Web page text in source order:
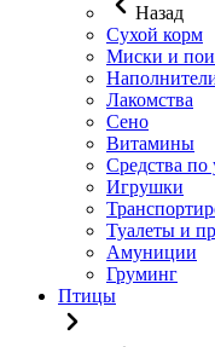
Назад
Сухой корм
Миски и
Лакомства
Сено
Витамины
Средства по
Игрушки
Туалеты и
Амуниции
Груминг
Птицы